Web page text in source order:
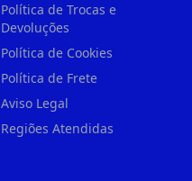
Política de Trocas e
Devoluções
Política de Cookies
Política de Frete
Aviso Legal
Regiões Atendidas